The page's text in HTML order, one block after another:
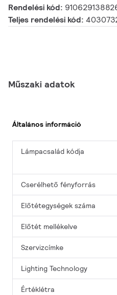
Rendelési kód:
Teljes rendelési kód:
Műszaki adatok
Általános információ
Lámpacsalád kódja
Cserélhető fényforrás
Előtétegységek száma
Előtét mellékelve
Szervizcímke
Lighting Technology
Értéklétra